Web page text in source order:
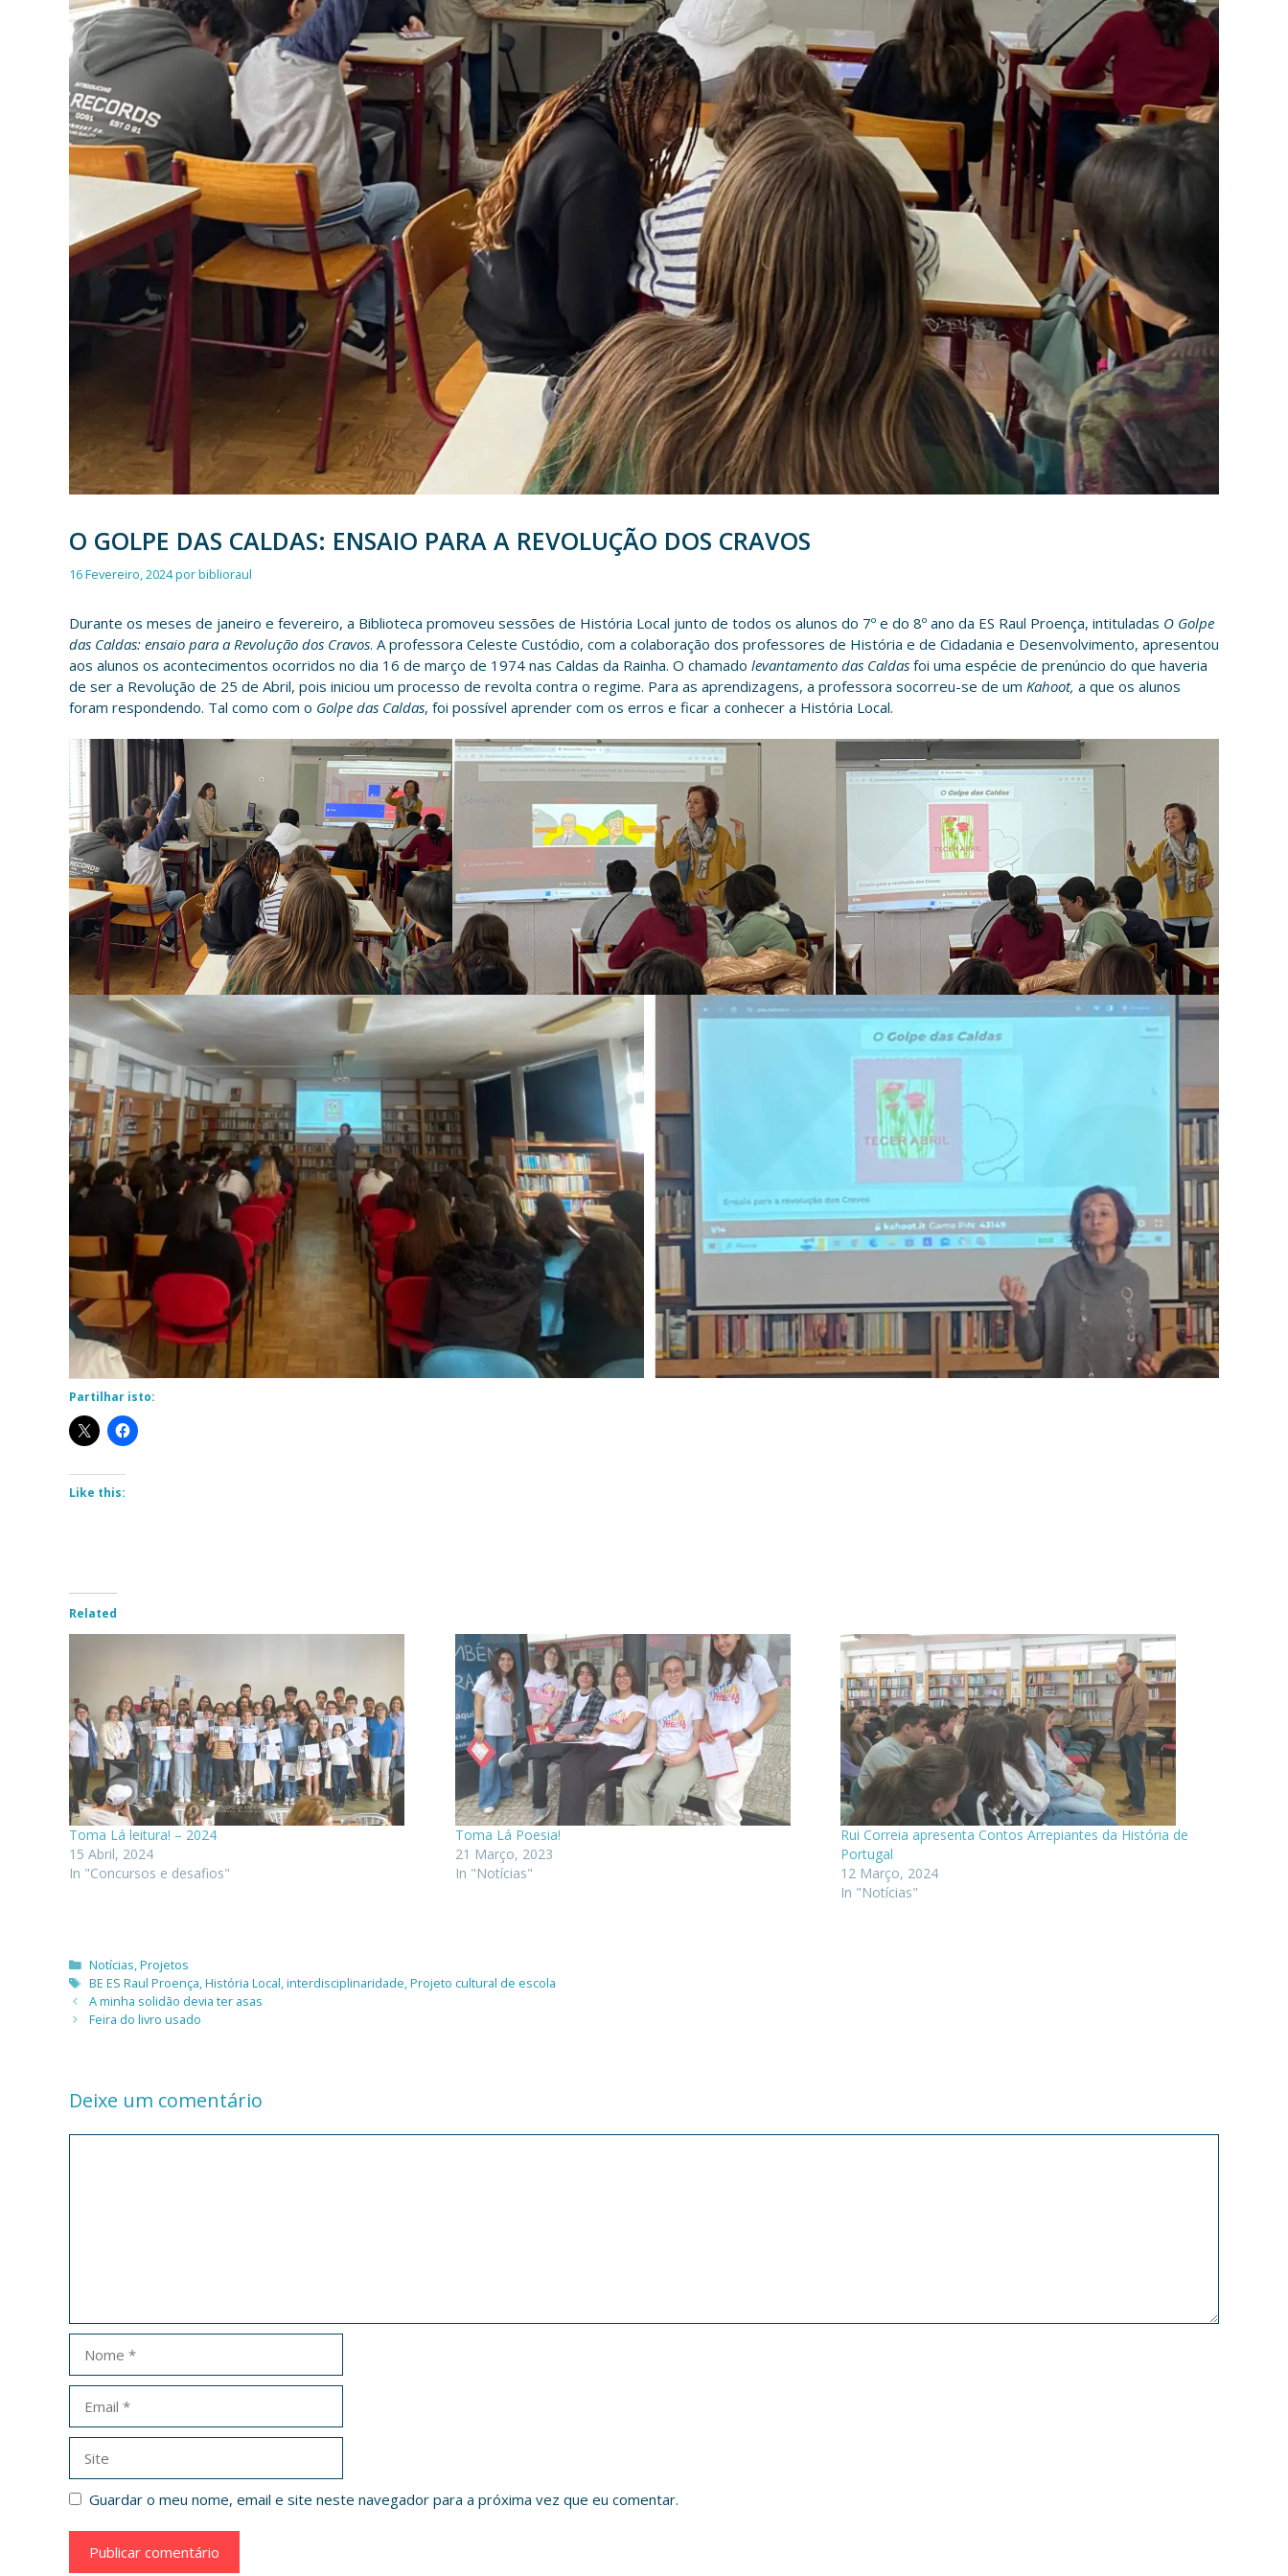
O GOLPE DAS CALDAS: ENSAIO PARA A REVOLUÇÃO DOS CRAVOS
16 Fevereiro, 2024porbiblioraul
Durante os meses de janeiro e fevereiro, a Biblioteca promoveu sessões de História Local junto de todos os alunos do 7º e do 8º ano da ES Raul Proença, intituladas O Golpe
das Caldas: ensaio para a Revolução dos Cravos. A professora Celeste Custódio, com a colaboração dos professores de História e de Cidadania e Desenvolvimento, apresentou
aos alunos os acontecimentos ocorridos no dia 16 de março de 1974 nas Caldas da Rainha. O chamado levantamento das Caldas foi uma espécie de prenúncio do que haveria
de ser a Revolução de 25 de Abril, pois iniciou um processo de revolta contra o regime. Para as aprendizagens, a professora socorreu-se de um Kahoot, a que os alunos
foram respondendo. Tal como com o Golpe das Caldas, foi possível aprender com os erros e ficar a conhecer a História Local.
Partilhar isto:
Like this:
Related
Toma Lá leitura! – 2024
15 Abril, 2024
In "Concursos e desafios"
Toma Lá Poesia!
21 Março, 2023
In "Notícias"
Rui Correia apresenta Contos Arrepiantes da História de
Portugal
12 Março, 2024
In "Notícias"
Categorias
Notícias,Projetos
Etiquetas
BE ES Raul Proença,História Local,interdisciplinaridade,Projeto cultural de escola
A minha solidão devia ter asas
Feira do livro usado
Deixe um comentário
Guardar o meu nome, email e site neste navegador para a próxima vez que eu comentar.